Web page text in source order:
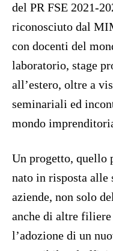
del PR FSE 2021-
riconosciuto dal
con docenti del
laboratorio, stage
all’estero, oltre a
seminariali ed
mondo
Un progetto, quello
nato in risposta alle
aziende, non solo
anche di altre
l’adozione di un